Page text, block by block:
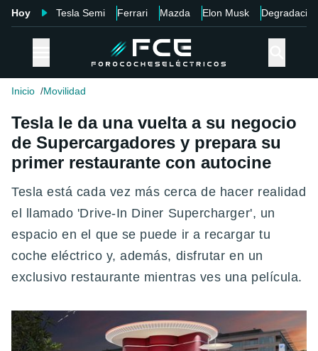
Hoy Tesla Semi Ferrari Mazda Elon Musk Degradación
Inicio Movilidad
Tesla le da una vuelta a su negocio
de Supercargadores y prepara su
primer restaurante con autocine
Tesla está cada vez más cerca de hacer realidad
el llamado 'Drive-In Diner Supercharger', un
espacio en el que se puede ir a recargar tu
coche eléctrico y, además, disfrutar en un
exclusivo restaurante mientras ves una película.